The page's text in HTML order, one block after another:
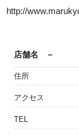
http://
店舗名 －
住所
アクセス
TEL